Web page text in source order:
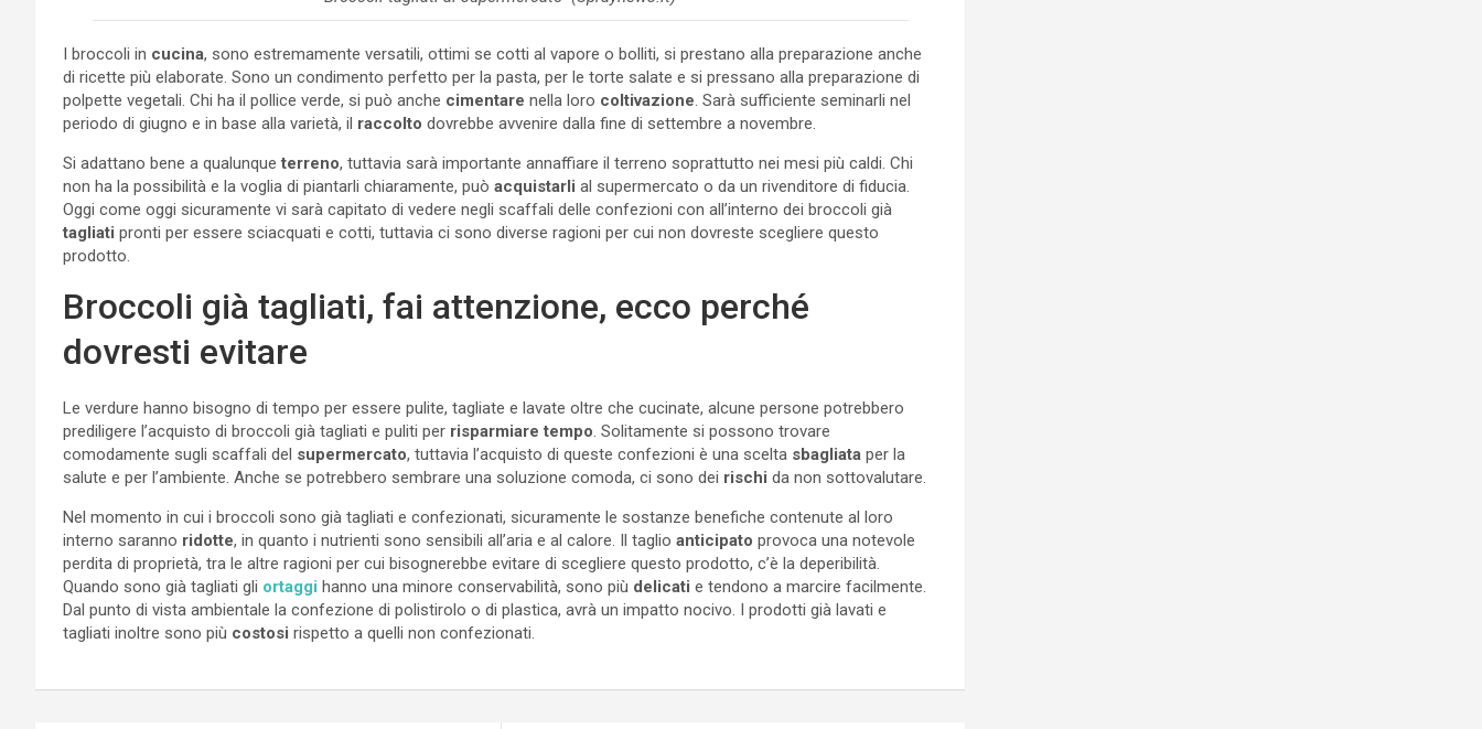
I broccoli in cucina, sono estremamente versatili, ottimi se cotti al vapore o bolliti, si prestano alla preparazione anche
di ricette più elaborate. Sono un condimento perfetto per la pasta, per le torte salate e si pressano alla preparazione di
polpette vegetali. Chi ha il pollice verde, si può anche cimentare nella loro coltivazione . Sarà sufficiente seminarli nel
periodo di giugno e in base alla varietà, il raccolto dovrebbe avvenire dalla fine di settembre a novembre.
Si adattano bene a qualunqueterreno, tuttavia sarà importante annaffiare il terreno soprattutto nei mesi più caldi. Chi
non ha la possibilità e la voglia di piantarli chiaramente, può acquistarli al supermercato o da un rivenditore di fiducia.
Oggi come oggi sicuramente vi sarà capitato di vedere negli scaffali delle confezioni con all’interno dei broccoli già
tagliati pronti per essere sciacquati e cotti, tuttavia ci sono diverse ragioni per cui non dovreste scegliere questo
prodotto.
Broccoli già tagliati, fai attenzione, ecco perché
dovresti evitare
Le verdure hanno bisogno di tempo per essere pulite, tagliate e lavate oltre che cucinate, alcune persone potrebbero
prediligere l’acquisto di broccoli già tagliati e puliti per risparmiare tempo . Solitamente si possono trovare
comodamente sugli scaffali del supermercato, tuttavia l’acquisto di queste confezioni è una scelta sbagliata per la
salute e per l’ambiente. Anche se potrebbero sembrare una soluzione comoda, ci sono dei rischi da non sottovalutare.
Nel momento in cui i broccoli sono già tagliati e confezionati, sicuramente le sostanze benefiche contenute al loro
interno saranno ridotte, in quanto i nutrienti sono sensibili all’aria e al calore. Il taglio anticipato provoca una notevole
perdita di proprietà, tra le altre ragioni per cui bisognerebbe evitare di scegliere questo prodotto, c’è la deperibilità.
Quando sono già tagliati gli ortaggi hanno una minore conservabilità, sono più delicati e tendono a marcire facilmente.
Dal punto di vista ambientale la confezione di polistirolo o di plastica, avrà un impatto nocivo. I prodotti già lavati e
tagliati inoltre sono più costosi rispetto a quelli non confezionati.